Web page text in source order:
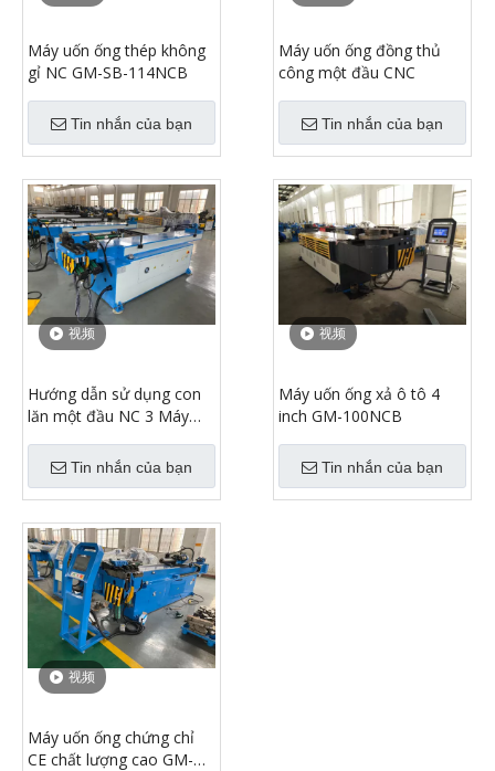
Máy uốn ống thép không
gỉ NC GM-SB-114NCB
Tin nhắn của bạn
Máy uốn ống đồng thủ
công một đầu CNC
Tin nhắn của bạn
视频
Hướng dẫn sử dụng con
lăn một đầu NC 3 Máy
Tin nhắn của bạn
视频
Máy uốn ống xả ô tô 4
inch GM-100NCB
Tin nhắn của bạn
视频
Máy uốn ống chứng chỉ
CE chất lượng cao GM-